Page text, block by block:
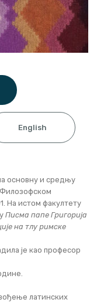
English
основну и средњу
На истом факултету
Писма папе Григорија
на тлу римске
је као професор
латинских